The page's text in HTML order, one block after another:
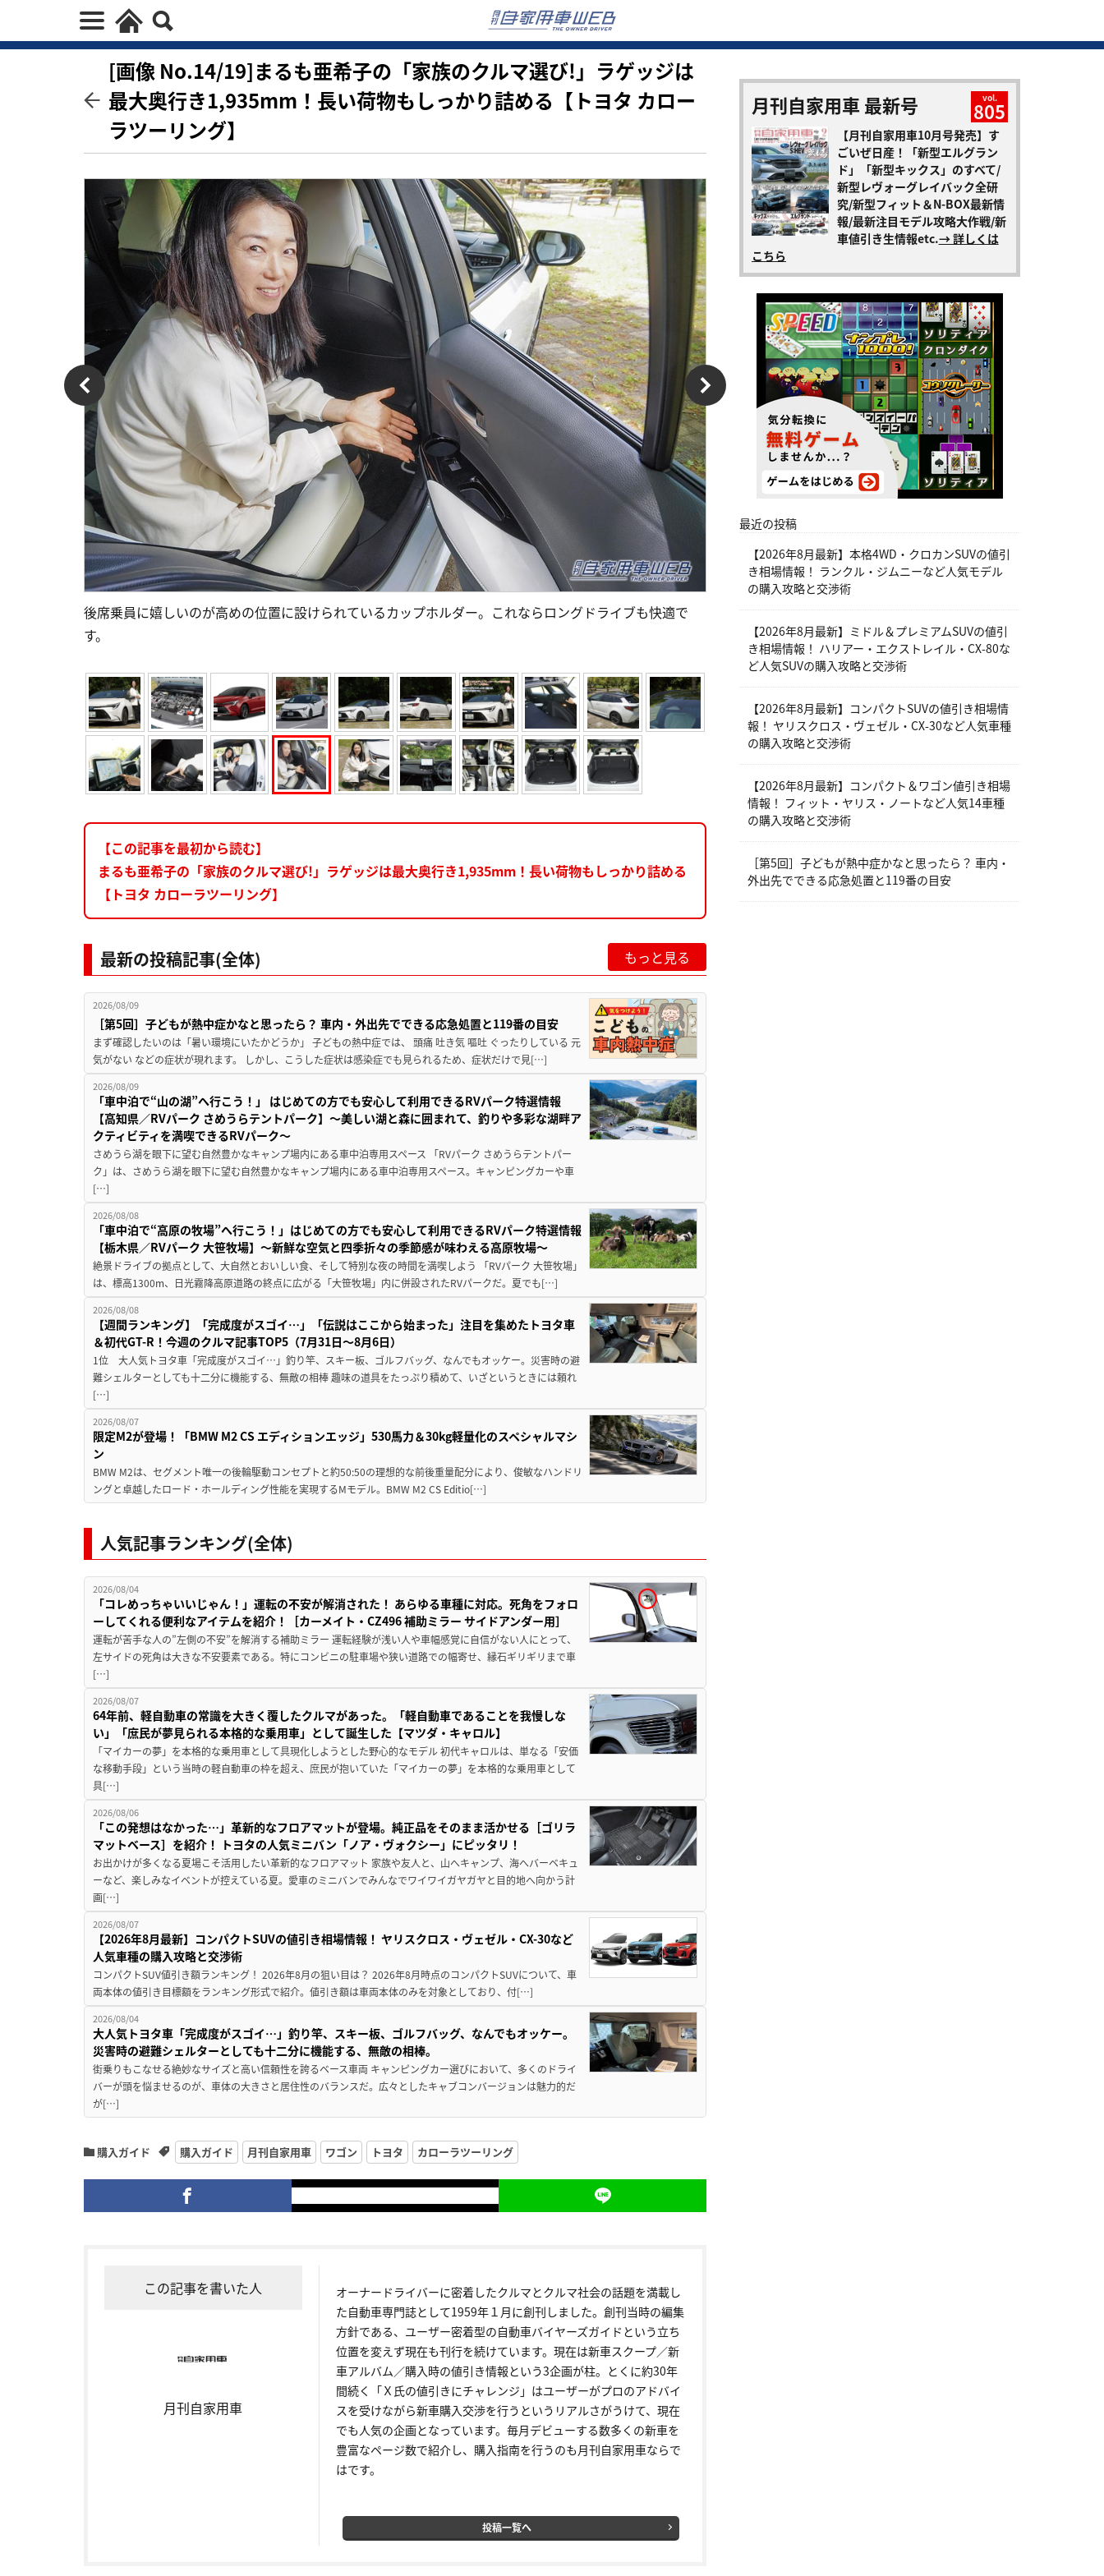
[画像 No.14/19]まるも亜希子の「家族のクルマ選び!」ラゲッジは
最大奥行き1,935mm！長い荷物もしっかり詰める【トヨタ カロー
ラツーリング】
後席乗員に嬉しいのが高めの位置に設けられているカップホルダー。これならロングドライブも快適で
す。
【この記事を最初から読む】
まるも亜希子の「家族のクルマ選び!」ラゲッジは最大奥行き1,935mm！長い荷物もしっかり詰める
【トヨタ カローラツーリング】
最新の投稿記事(全体) もっと見る
2026/08/09
［第5回］子どもが熱中症かなと思ったら？ 車内・外出先でできる応急処置と119番の目安
まず確認したいのは「暑い環境にいたかどうか」 子どもの熱中症では、 頭痛 吐き気 嘔吐 ぐったりしている 元
気がない などの症状が現れます。 しかし、こうした症状は感染症でも見られるため、症状だけで見[…]
2026/08/09
「車中泊で“山の湖”へ行こう！」 はじめての方でも安心して利用できるRVパーク特選情報
【高知県／RVパーク さめうらテントパーク】～美しい湖と森に囲まれて、釣りや多彩な湖畔ア
クティビティを満喫できるRVパーク～
さめうら湖を眼下に望む自然豊かなキャンプ場内にある車中泊専用スペース 「RVパーク さめうらテントパー
ク」は、さめうら湖を眼下に望む自然豊かなキャンプ場内にある車中泊専用スペース。キャンピングカーや車
[…]
2026/08/08
「車中泊で“高原の牧場”へ行こう！」はじめての方でも安心して利用できるRVパーク特選情報
【栃木県／RVパーク 大笹牧場】～新鮮な空気と四季折々の季節感が味わえる高原牧場～
絶景ドライブの拠点として、大自然とおいしい食、そして特別な夜の時間を満喫しよう 「RVパーク 大笹牧場」
は、標高1300m、日光霧降高原道路の終点に広がる「大笹牧場」内に併設されたRVパークだ。夏でも[…]
2026/08/08
【週間ランキング】「完成度がスゴイ…」「伝説はここから始まった」注目を集めたトヨタ車
＆初代GT-R！今週のクルマ記事TOP5（7月31日〜8月6日）
1位 大人気トヨタ車「完成度がスゴイ…」釣り竿、スキー板、ゴルフバッグ、なんでもオッケー。災害時の避
難シェルターとしても十二分に機能する、無敵の相棒 趣味の道具をたっぷり積めて、いざというときには頼れ
[…]
2026/08/07
限定M2が登場！「BMW M2 CS エディションエッジ」530馬力＆30kg軽量化のスペシャルマシ
ン
BMW M2は、セグメント唯一の後輪駆動コンセプトと約50:50の理想的な前後重量配分により、俊敏なハンドリ
ングと卓越したロード・ホールディング性能を実現するMモデル。BMW M2 CS Editio[…]
人気記事ランキング(全体)
2026/08/04
「コレめっちゃいいじゃん！」運転の不安が解消された！ あらゆる車種に対応。死角をフォロ
ーしてくれる便利なアイテムを紹介！［カーメイト・CZ496 補助ミラー サイドアンダー用］
運転が苦手な人の”左側の不安”を解消する補助ミラー 運転経験が浅い人や車幅感覚に自信がない人にとって、
左サイドの死角は大きな不安要素である。特にコンビニの駐車場や狭い道路での幅寄せ、縁石ギリギリまで車
[…]
2026/08/07
64年前、軽自動車の常識を大きく覆したクルマがあった。「軽自動車であることを我慢しな
い」「庶民が夢見られる本格的な乗用車」として誕生した【マツダ・キャロル】
「マイカーの夢」を本格的な乗用車として具現化しようとした野心的なモデル 初代キャロルは、単なる「安価
な移動手段」という当時の軽自動車の枠を超え、庶民が抱いていた「マイカーの夢」を本格的な乗用車として
具[…]
2026/08/06
「この発想はなかった…」革新的なフロアマットが登場。純正品をそのまま活かせる［ゴリラ
マットベース］を紹介！ トヨタの人気ミニバン「ノア・ヴォクシー」にピッタリ！
お出かけが多くなる夏場こそ活用したい革新的なフロアマット 家族や友人と、山へキャンプ、海へバーベキュ
ーなど、楽しみなイベントが控えている夏。愛車のミニバンでみんなでワイワイガヤガヤと目的地へ向かう計
画[…]
2026/08/07
【2026年8月最新】コンパクトSUVの値引き相場情報！ ヤリスクロス・ヴェゼル・CX-30など
人気車種の購入攻略と交渉術
コンパクトSUV値引き額ランキング！ 2026年8月の狙い目は？ 2026年8月時点のコンパクトSUVについて、車
両本体の値引き目標額をランキング形式で紹介。値引き額は車両本体のみを対象としており、付[…]
2026/08/04
大人気トヨタ車「完成度がスゴイ…」釣り竿、スキー板、ゴルフバッグ、なんでもオッケー。
災害時の避難シェルターとしても十二分に機能する、無敵の相棒。
街乗りもこなせる絶妙なサイズと高い信頼性を誇るベース車両 キャンピングカー選びにおいて、多くのドライ
バーが頭を悩ませるのが、車体の大きさと居住性のバランスだ。広々としたキャブコンバージョンは魅力的だ
が[…]
購入ガイド 購入ガイド 月刊自家用車 ワゴン トヨタ カローラツーリング
この記事を書いた人
月刊自家用車
オーナードライバーに密着したクルマとクルマ社会の話題を満載し
た自動車専門誌として1959年１月に創刊しました。創刊当時の編集
方針である、ユーザー密着型の自動車バイヤーズガイドという立ち
位置を変えず現在も刊行を続けています。現在は新車スクープ／新
車アルバム／購入時の値引き情報という3企画が柱。とくに約30年
間続く「Ｘ氏の値引きにチャレンジ」はユーザーがプロのアドバイ
スを受けながら新車購入交渉を行うというリアルさがうけて、現在
でも人気の企画となっています。毎月デビューする数多くの新車を
豊富なページ数で紹介し、購入指南を行うのも月刊自家用車ならで
はです。
投稿一覧へ
月刊自家用車 最新号 vol.
805
【月刊自家用車10月号発売】す
ごいぜ日産！「新型エルグラン
ド」「新型キックス」のすべて/
新型レヴォーグレイバック全研
究/新型フィット＆N-BOX最新情
報/最新注目モデル攻略大作戦/新
車値引き生情報etc.→ 詳しくは
こちら
最近の投稿
【2026年8月最新】本格4WD・クロカンSUVの値引
き相場情報！ ランクル・ジムニーなど人気モデル
の購入攻略と交渉術
【2026年8月最新】ミドル＆プレミアムSUVの値引
き相場情報！ ハリアー・エクストレイル・CX-80な
ど人気SUVの購入攻略と交渉術
【2026年8月最新】コンパクトSUVの値引き相場情
報！ ヤリスクロス・ヴェゼル・CX-30など人気車種
の購入攻略と交渉術
【2026年8月最新】コンパクト＆ワゴン値引き相場
情報！ フィット・ヤリス・ノートなど人気14車種
の購入攻略と交渉術
［第5回］子どもが熱中症かなと思ったら？ 車内・
外出先でできる応急処置と119番の目安